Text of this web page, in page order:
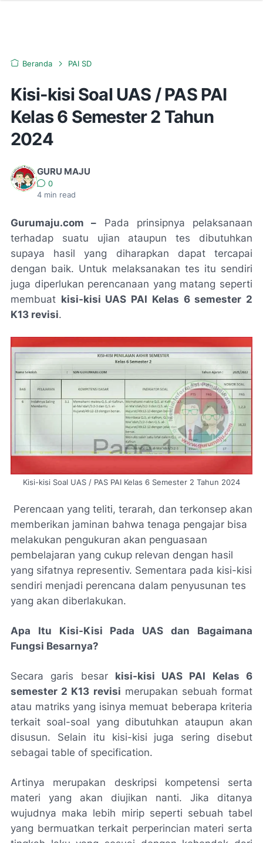
Beranda PAI SD
Kisi-kisi Soal UAS / PAS PAI
Kelas 6 Semester 2 Tahun
2024
GURU MAJU
0
4 min read
Gurumaju.com – Pada prinsipnya pelaksanaan
terhadap suatu ujian ataupun tes dibutuhkan
supaya hasil yang diharapkan dapat tercapai
dengan baik. Untuk melaksanakan tes itu sendiri
juga diperlukan perencanaan yang matang seperti
membuat kisi-kisi UAS PAI Kelas 6 semester 2
K13 revisi.
Kisi-kisi Soal UAS / PAS PAI Kelas 6 Semester 2 Tahun 2024
Perencaan yang teliti, terarah, dan terkonsep akan
memberikan jaminan bahwa tenaga pengajar bisa
melakukan pengukuran akan penguasaan
pembelajaran yang cukup relevan dengan hasil
yang sifatnya representiv. Sementara pada kisi-kisi
sendiri menjadi perencana dalam penyusunan tes
yang akan diberlakukan.
Apa Itu Kisi-Kisi Pada UAS dan Bagaimana
Fungsi Besarnya?
Secara garis besar kisi-kisi UAS PAI Kelas 6
semester 2 K13 revisi merupakan sebuah format
atau matriks yang isinya memuat beberapa kriteria
terkait soal-soal yang dibutuhkan ataupun akan
disusun. Selain itu kisi-kisi juga sering disebut
sebagai table of specification.
Artinya merupakan deskripsi kompetensi serta
materi yang akan diujikan nanti. Jika ditanya
wujudnya maka lebih mirip seperti sebuah tabel
yang bermuatkan terkait perperincian materi serta